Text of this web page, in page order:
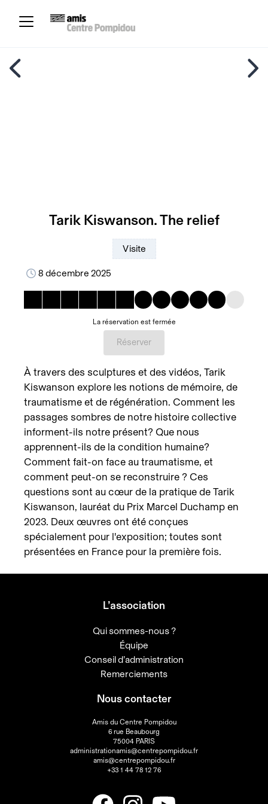
Tarik Kiswanson. The relief
Visite
8 décembre 2025
La réservation est fermée
Réserver
À travers des sculptures et des vidéos, Tarik
Kiswanson explore les notions de mémoire, de
traumatisme et de régénération. Comment les
passages sombres de notre histoire collective
informent-ils notre présent? Que nous
apprennent-ils de la condition humaine?
Comment fait-on face au traumatisme, et
comment peut-on se reconstruire ? Ces
questions sont au cœur de la pratique de Tarik
Kiswanson, lauréat du Prix Marcel Duchamp en
2023. Deux œuvres ont été conçues
spécialement pour l'exposition; toutes sont
présentées en France pour la première fois.
L’association
Qui sommes-nous ?
Équipe
Conseil d’administration
Remerciements
Nous contacter
Amis du Centre Pompidou
6 rue Beaubourg
75004 PARIS
administrationamis@centrepompidou.fr
amis@centrepompidou.fr
+33 1 44 78 12 76